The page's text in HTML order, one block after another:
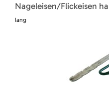
Nageleisen/Flickeisen
lang